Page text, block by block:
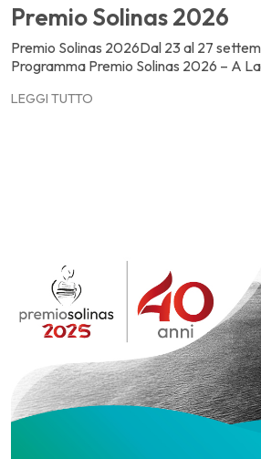
Premio Solinas 2026
Premio Solinas 2026Dal 23 al 27
Programma Premio Solinas 2026 – A
LEGGI TUTTO